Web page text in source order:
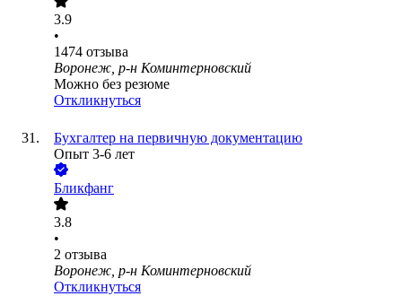
3.9
•
1474 отзыва
Воронеж, р-н Коминтерновский
Можно без резюме
Откликнуться
Бухгалтер на первичную документацию
Опыт 3-6 лет
Бликфанг
3.8
•
2 отзыва
Воронеж, р-н Коминтерновский
Откликнуться